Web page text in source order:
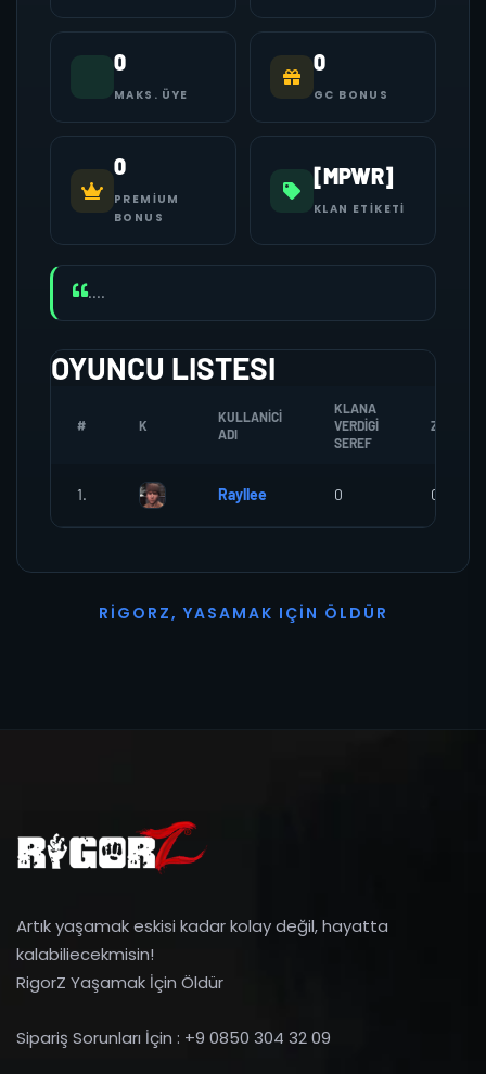
0
MAKS. ÜYE
0
GC BONUS
0
PREMIUM
BONUS
[MPWR]
KLAN ETIKETI
....
OYUNCU LISTESI
# K
KULLANICI
ADI
KLANA
VERDIGI
SEREF
ZOMBI
1. Rayllee 0 0
R I G O R Z, YASAMAK I ÇI N Ö L D Ü R
Artık yaşamak eskisi kadar kolay değil, hayatta
kalabiliecekmisin!
RigorZ Yaşamak İçin Öldür
Sipariş Sorunları İçin : +9 0850 304 32 09